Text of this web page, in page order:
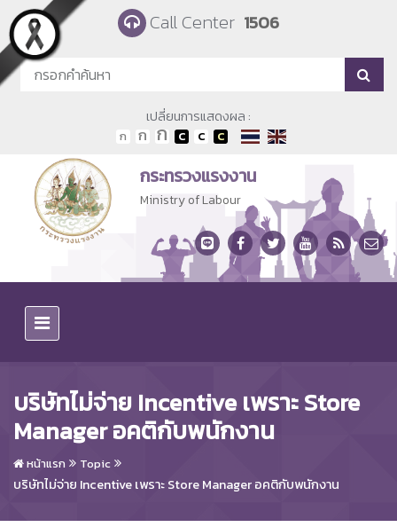
Skip to main content Call Center 1506
เปลี่ยนการแสดงผล :
กระทรวงแรงงาน
Ministry of Labour
บริษัทไม่จ่าย Incentive เพราะ Store
Manager อคติกับพนักงาน
หน้าแรก Topic
บริษัทไม่จ่าย Incentive เพราะ Store Manager อคติกับพนักงาน